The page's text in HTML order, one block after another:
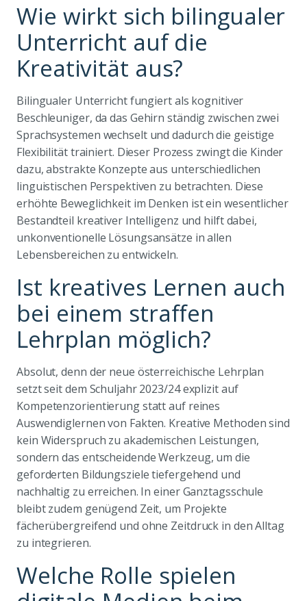
Wie wirkt sich bilingualer
Unterricht auf die
Kreativität aus?
Bilingualer Unterricht fungiert als kognitiver
Beschleuniger, da das Gehirn ständig zwischen zwei
Sprachsystemen wechselt und dadurch die geistige
Flexibilität trainiert. Dieser Prozess zwingt die Kinder
dazu, abstrakte Konzepte aus unterschiedlichen
linguistischen Perspektiven zu betrachten. Diese
erhöhte Beweglichkeit im Denken ist ein wesentlicher
Bestandteil kreativer Intelligenz und hilft dabei,
unkonventionelle Lösungsansätze in allen
Lebensbereichen zu entwickeln.
Ist kreatives Lernen auch
bei einem straffen
Lehrplan möglich?
Absolut, denn der neue österreichische Lehrplan
setzt seit dem Schuljahr 2023/24 explizit auf
Kompetenzorientierung statt auf reines
Auswendiglernen von Fakten. Kreative Methoden sind
kein Widerspruch zu akademischen Leistungen,
sondern das entscheidende Werkzeug, um die
geforderten Bildungsziele tiefergehend und
nachhaltig zu erreichen. In einer Ganztagsschule
bleibt zudem genügend Zeit, um Projekte
fächerübergreifend und ohne Zeitdruck in den Alltag
zu integrieren.
Welche Rolle spielen